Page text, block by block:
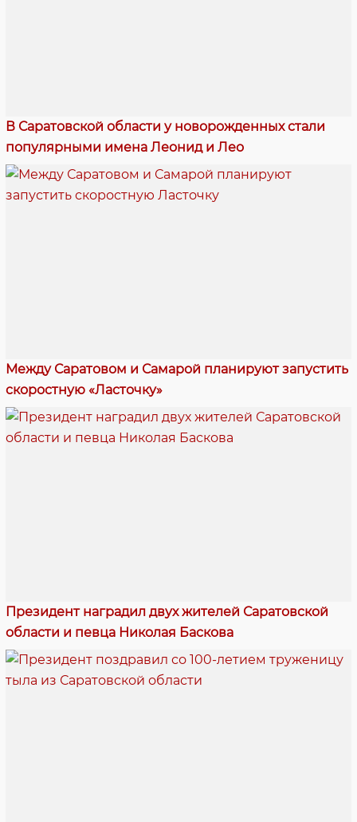
В Саратовской области у новорожденных стали
популярными имена Леонид и Лео
Между Саратовом и Самарой планируют запустить
скоростную «Ласточку»
Президент наградил двух жителей Саратовской
области и певца Николая Баскова